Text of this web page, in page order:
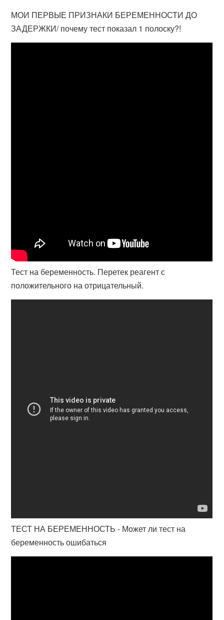
МОИ ПЕРВЫЕ ПРИЗНАКИ БЕРЕМЕННОСТИ ДО
ЗАДЕРЖКИ/ почему тест показал 1 полоску?!
Тест на беременность. Перетек реагент с
положительного на отрицательный.
ТЕСТ НА БЕРЕМЕННОСТЬ - Может ли тест на
беременность ошибаться